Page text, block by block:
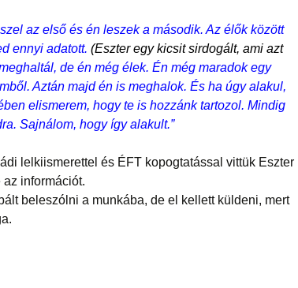
az első és én leszek a második. Az élők között
ennyi adatott. (Eszter egy kicsit sirdogált, ami azt
de én még élek. Én még maradok egy
Aztán majd én is meghalok. És ha úgy alakul,
elismerem, hogy te is hozzánk tartozol. Mindig
Sajnálom, hogy így alakult.”
lelkiismerettel és ÉFT kopogtatással vittük Eszter
információt.
beleszólni a munkába, de el kellett küldeni, mert